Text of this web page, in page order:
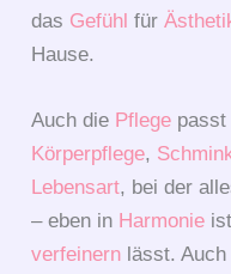
das Gefühl für
Hause.
Auch die Pflege passt
Körperpflege,
Lebensart, bei der
– eben in Harmonie
verfeinern lässt. Auch